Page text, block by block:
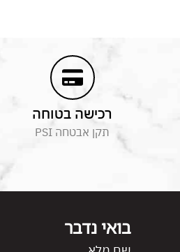
רכישה בטוחה
תקן אבטחה PSI
בואי נדבר